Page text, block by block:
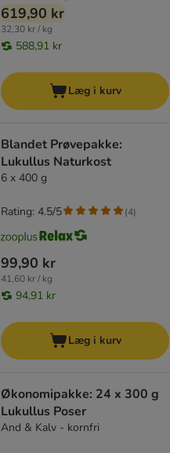
619,90 kr
32,30 kr / kg
588,91 kr
Læg i kurv
Blandet Prøvepakke:
Lukullus Naturkost
6 x 400 g
99,90 kr
41,60 kr / kg
94,91 kr
Rating: 4.5/5 (4)
Læg i kurv
Økonomipakke: 24 x 300 g
Lukullus Poser
And & Kalv - kornfri